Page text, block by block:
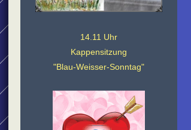
14.11 Uhr
Kappensitzung
"Blau-Weisser-Sonntag"